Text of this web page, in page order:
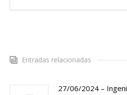
Entradas relacionadas
27/06/2024 –